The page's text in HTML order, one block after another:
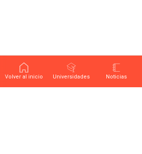
Volver al inicio Universidades Noticias